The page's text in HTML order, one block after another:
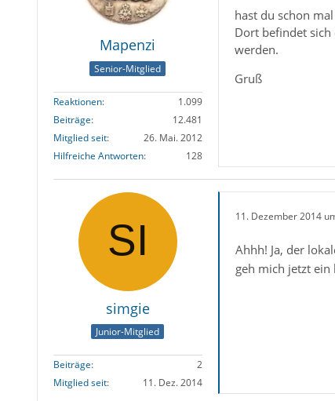
Mapenzi
Senior-Mitglied
Reaktionen
1.099
Beiträge
12.481
Mitglied seit
26. Mai. 2012
Hilfreiche Antworten
128
hast du schon
Dort befindet sich
werden.
Gruß
simgie
Junior-Mitglied
Beiträge
2
Mitglied seit
11. Dez. 2014
11. Dezember 2014
Ahhh! Ja, der
geh mich jetzt ein